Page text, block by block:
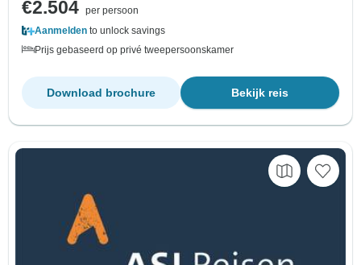
€2.504 per persoon
Aanmelden to unlock savings
Prijs gebaseerd op privé tweepersoonskamer
Bekijk reis
Download brochure